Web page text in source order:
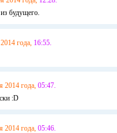
будущего.
года, 16:55.
2014 года, 05:47.
:D
2014 года, 05:46.